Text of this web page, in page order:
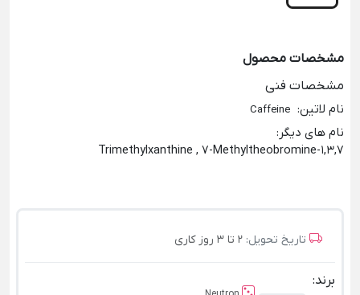
مشخصات محصول
مشخصات فنی
نام لاتین:
Caffeine
نام های دیگر :
1,3,7-Trimethylxanthine , 7-Methyltheobromine
تاریخ تحویل: 2 تا 3 روز کاری
برند: